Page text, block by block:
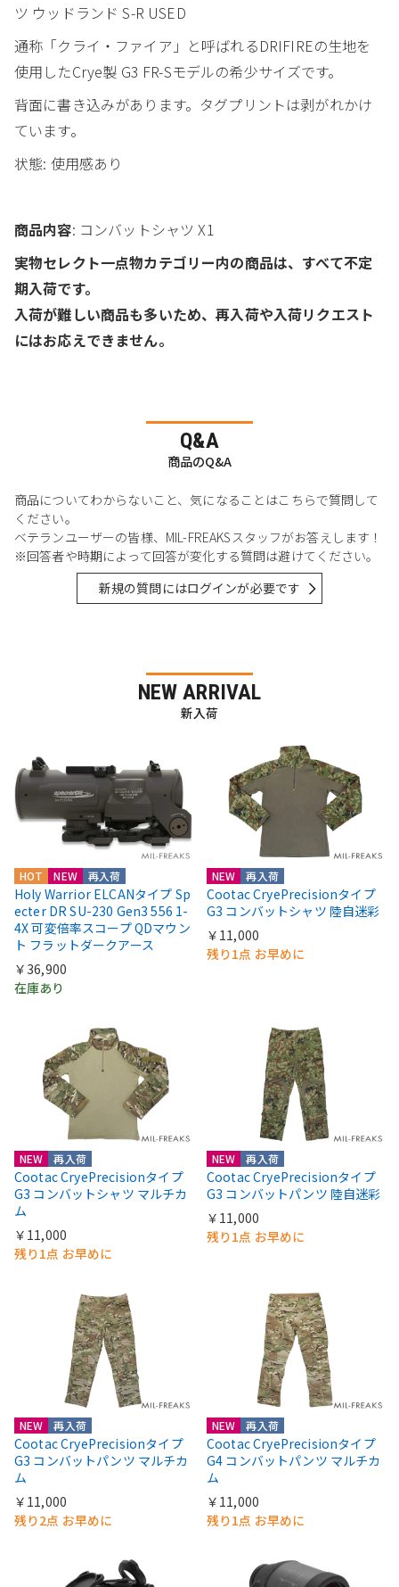
ツ ウッドランド S-R USED
通称「クライ・ファイア」と呼ばれるDRIFIREの生地を
使用したCrye製 G3 FR-Sモデルの希少サイズです。
背面に書き込みがあります。タグプリントは剥がれかけ
ています。
状態: 使用感あり
商品内容: コンバットシャツ X1
実物セレクト一点物カテゴリー内の商品は、すべて不定
期入荷です。
入荷が難しい商品も多いため、再入荷や入荷リクエスト
にはお応えできません。
Q&A
商品のQ&A
商品についてわからないこと、気になることはこちらで質問して
ください。
ベテランユーザーの皆様、MIL-FREAKSスタッフがお答えします！
※回答者や時期によって回答が変化する質問は避けてください。
新規の質問にはログインが必要です
NEW ARRIVAL
新入荷
HOT NEW 再入荷
Holy Warrior ELCANタイプ Sp
ecter DR SU-230 Gen3 556 1-
4X 可変倍率スコープ QDマウン
ト フラットダークアース
￥36,900
在庫あり
NEW 再入荷
Cootac CryePrecisionタイプ
G3 コンバットシャツ 陸自迷彩
￥11,000
残り1点 お早めに
NEW 再入荷
Cootac CryePrecisionタイプ
G3 コンバットシャツ マルチカ
ム
￥11,000
残り1点 お早めに
NEW 再入荷
Cootac CryePrecisionタイプ
G3 コンバットパンツ 陸自迷彩
￥11,000
残り1点 お早めに
NEW 再入荷
Cootac CryePrecisionタイプ
G3 コンバットパンツ マルチカ
ム
￥11,000
残り2点 お早めに
NEW 再入荷
Cootac CryePrecisionタイプ
G4 コンバットパンツ マルチカ
ム
￥11,000
残り1点 お早めに